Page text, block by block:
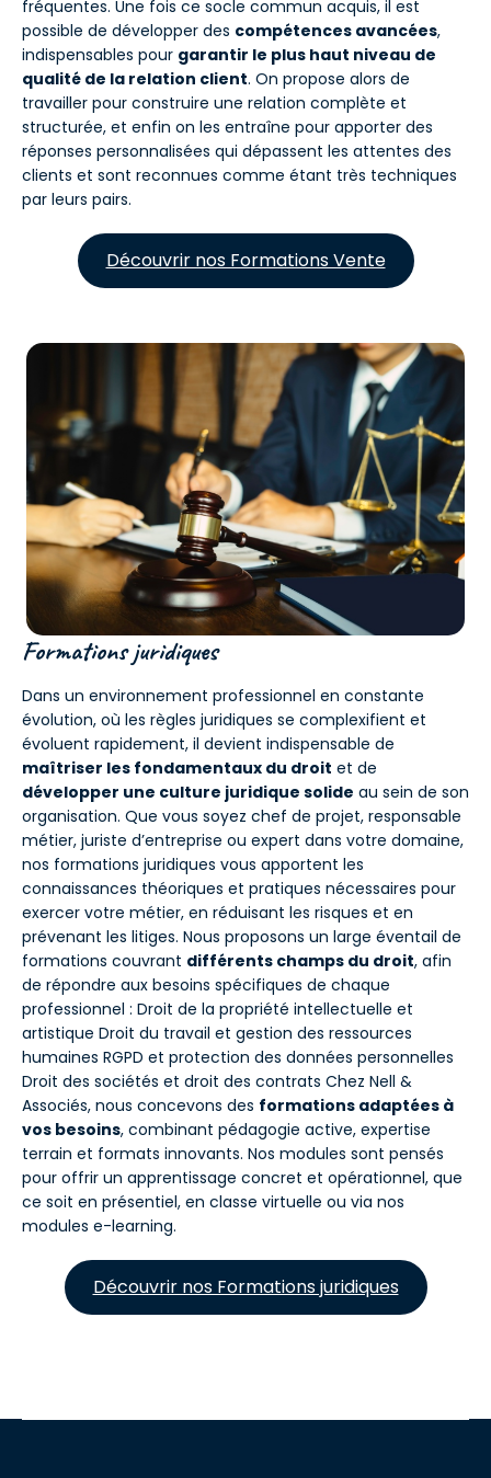
fréquentes. Une fois ce socle commun acquis, il est
possible de développer des compétences avancées,
indispensables pour garantir le plus haut niveau de
qualité de la relation client. On propose alors de
travailler pour construire une relation complète et
structurée, et enfin on les entraîne pour apporter des
réponses personnalisées qui dépassent les attentes des
clients et sont reconnues comme étant très techniques
par leurs pairs.
Découvrir nos Formations Vente
Formations juridiques
Dans un environnement professionnel en constante
évolution, où les règles juridiques se complexifient et
évoluent rapidement, il devient indispensable de
maîtriser les fondamentaux du droit et de
développer une culture juridique solide au sein de son
organisation. Que vous soyez chef de projet, responsable
métier, juriste d’entreprise ou expert dans votre domaine,
nos formations juridiques vous apportent les
connaissances théoriques et pratiques nécessaires pour
exercer votre métier, en réduisant les risques et en
prévenant les litiges. Nous proposons un large éventail de
formations couvrant différents champs du droit, afin
de répondre aux besoins spécifiques de chaque
professionnel : Droit de la propriété intellectuelle et
artistique Droit du travail et gestion des ressources
humaines RGPD et protection des données personnelles
Droit des sociétés et droit des contrats Chez Nell &
Associés, nous concevons des formations adaptées à
vos besoins, combinant pédagogie active, expertise
terrain et formats innovants. Nos modules sont pensés
pour offrir un apprentissage concret et opérationnel, que
ce soit en présentiel, en classe virtuelle ou via nos
modules e-learning.
Découvrir nos Formations juridiques